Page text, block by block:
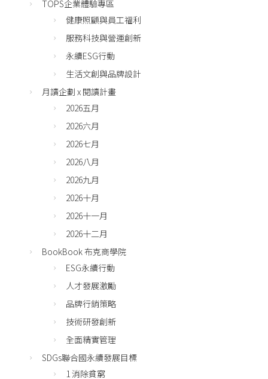
TOPS企業體驗專區
健康照顧與員工福利
服務科技與營運創新
永續ESG行動
生活文創與品牌設計
月讀企劃 x 閱讀計畫
2026五月
2026六月
2026七月
2026八月
2026九月
2026十月
2026十一月
2026十二月
BookBook 布克商學院
ESG永續行動
人才發展激勵
品牌行銷策略
技術研發創新
全面精實管理
SDGs聯合國永續發展目標
1 消除貧窮